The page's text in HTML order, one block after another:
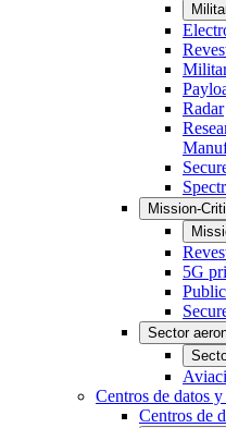
Radar
Mission-
5G
Sector
Centros de datos y
Centros de